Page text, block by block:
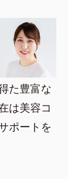
た豊富な
は美容コ
ポートを